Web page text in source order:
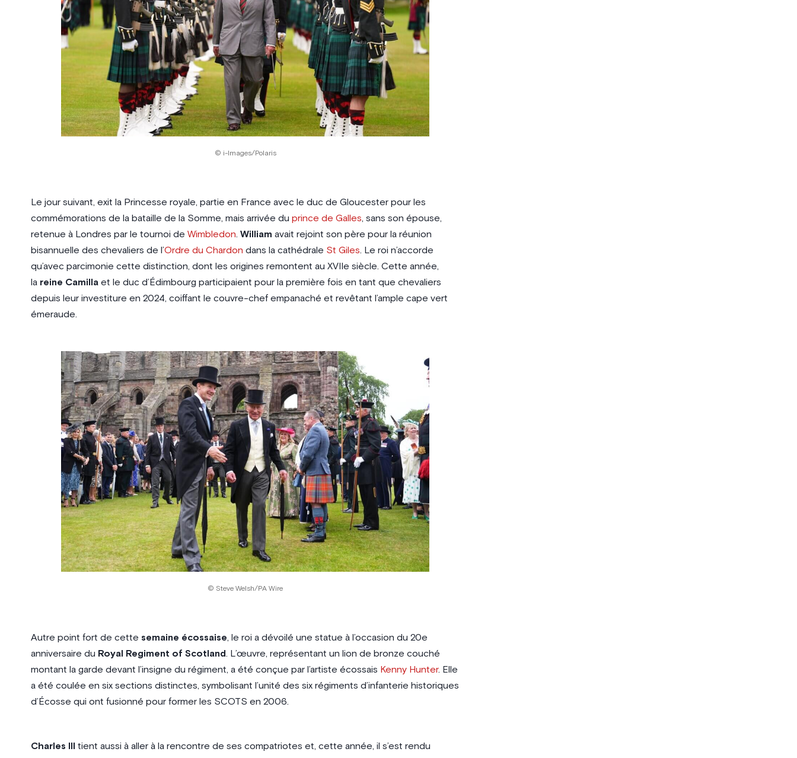
© i-Images/Polaris
Le jour suivant, exit la Princesse royale, partie en France avec le duc de Gloucester pour les
commémorations de la bataille de la Somme, mais arrivée du prince de Galles, sans son épouse,
retenue à Londres par le tournoi de Wimbledon. William avait rejoint son père pour la réunion
bisannuelle des chevaliers de l’Ordre du Chardon dans la cathédrale St Giles. Le roi n’accorde
qu’avec parcimonie cette distinction, dont les origines remontent au XVIIe siècle. Cette année,
la reine Camilla et le duc d’Édimbourg participaient pour la première fois en tant que chevaliers
depuis leur investiture en 2024, coiffant le couvre-chef empanaché et revêtant l’ample cape vert
émeraude.
© Steve Welsh/PA Wire
Autre point fort de cette semaine écossaise, le roi a dévoilé une statue à l’occasion du 20e
anniversaire du Royal Regiment of Scotland . L’œuvre, représentant un lion de bronze couché
montant la garde devant l’insigne du régiment, a été conçue par l’artiste écossais Kenny Hunter. Elle
a été coulée en six sections distinctes, symbolisant l’unité des six régiments d’infanterie historiques
d’Écosse qui ont fusionné pour former les SCOTS en 2006.
Charles III
tient aussi à aller à la rencontre de ses compatriotes et, cette année, il s’est rendu